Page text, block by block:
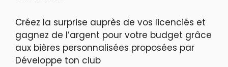
Créez la surprise auprès de vos licenciés et
gagnez de l’argent pour votre budget grâce
aux bières personnalisées proposées par
Développe ton club